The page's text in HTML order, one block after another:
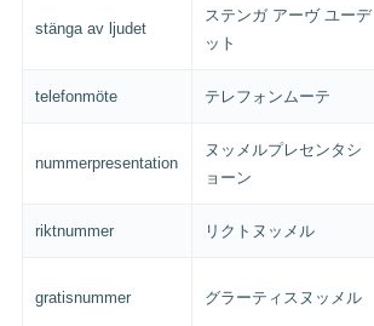
stänga av ljudet
ステンガ アーヴ ユーデ
ット
telefonmöte テレフォンムーテ
nummerpresentation
ヌッメルプレセンタシ
ョーン
riktnummer リクトヌッメル
gratisnummer グラーティスヌッメル